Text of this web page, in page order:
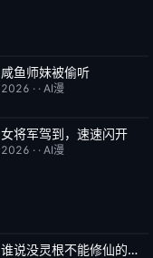
完结
咸鱼师妹被偷听
2026 · ·AI漫
完结 4.0
女将军驾到，速速闪开
2026 · ·AI漫
完结 5.0谁说没灵根不能修仙的？之无灵证道第五季